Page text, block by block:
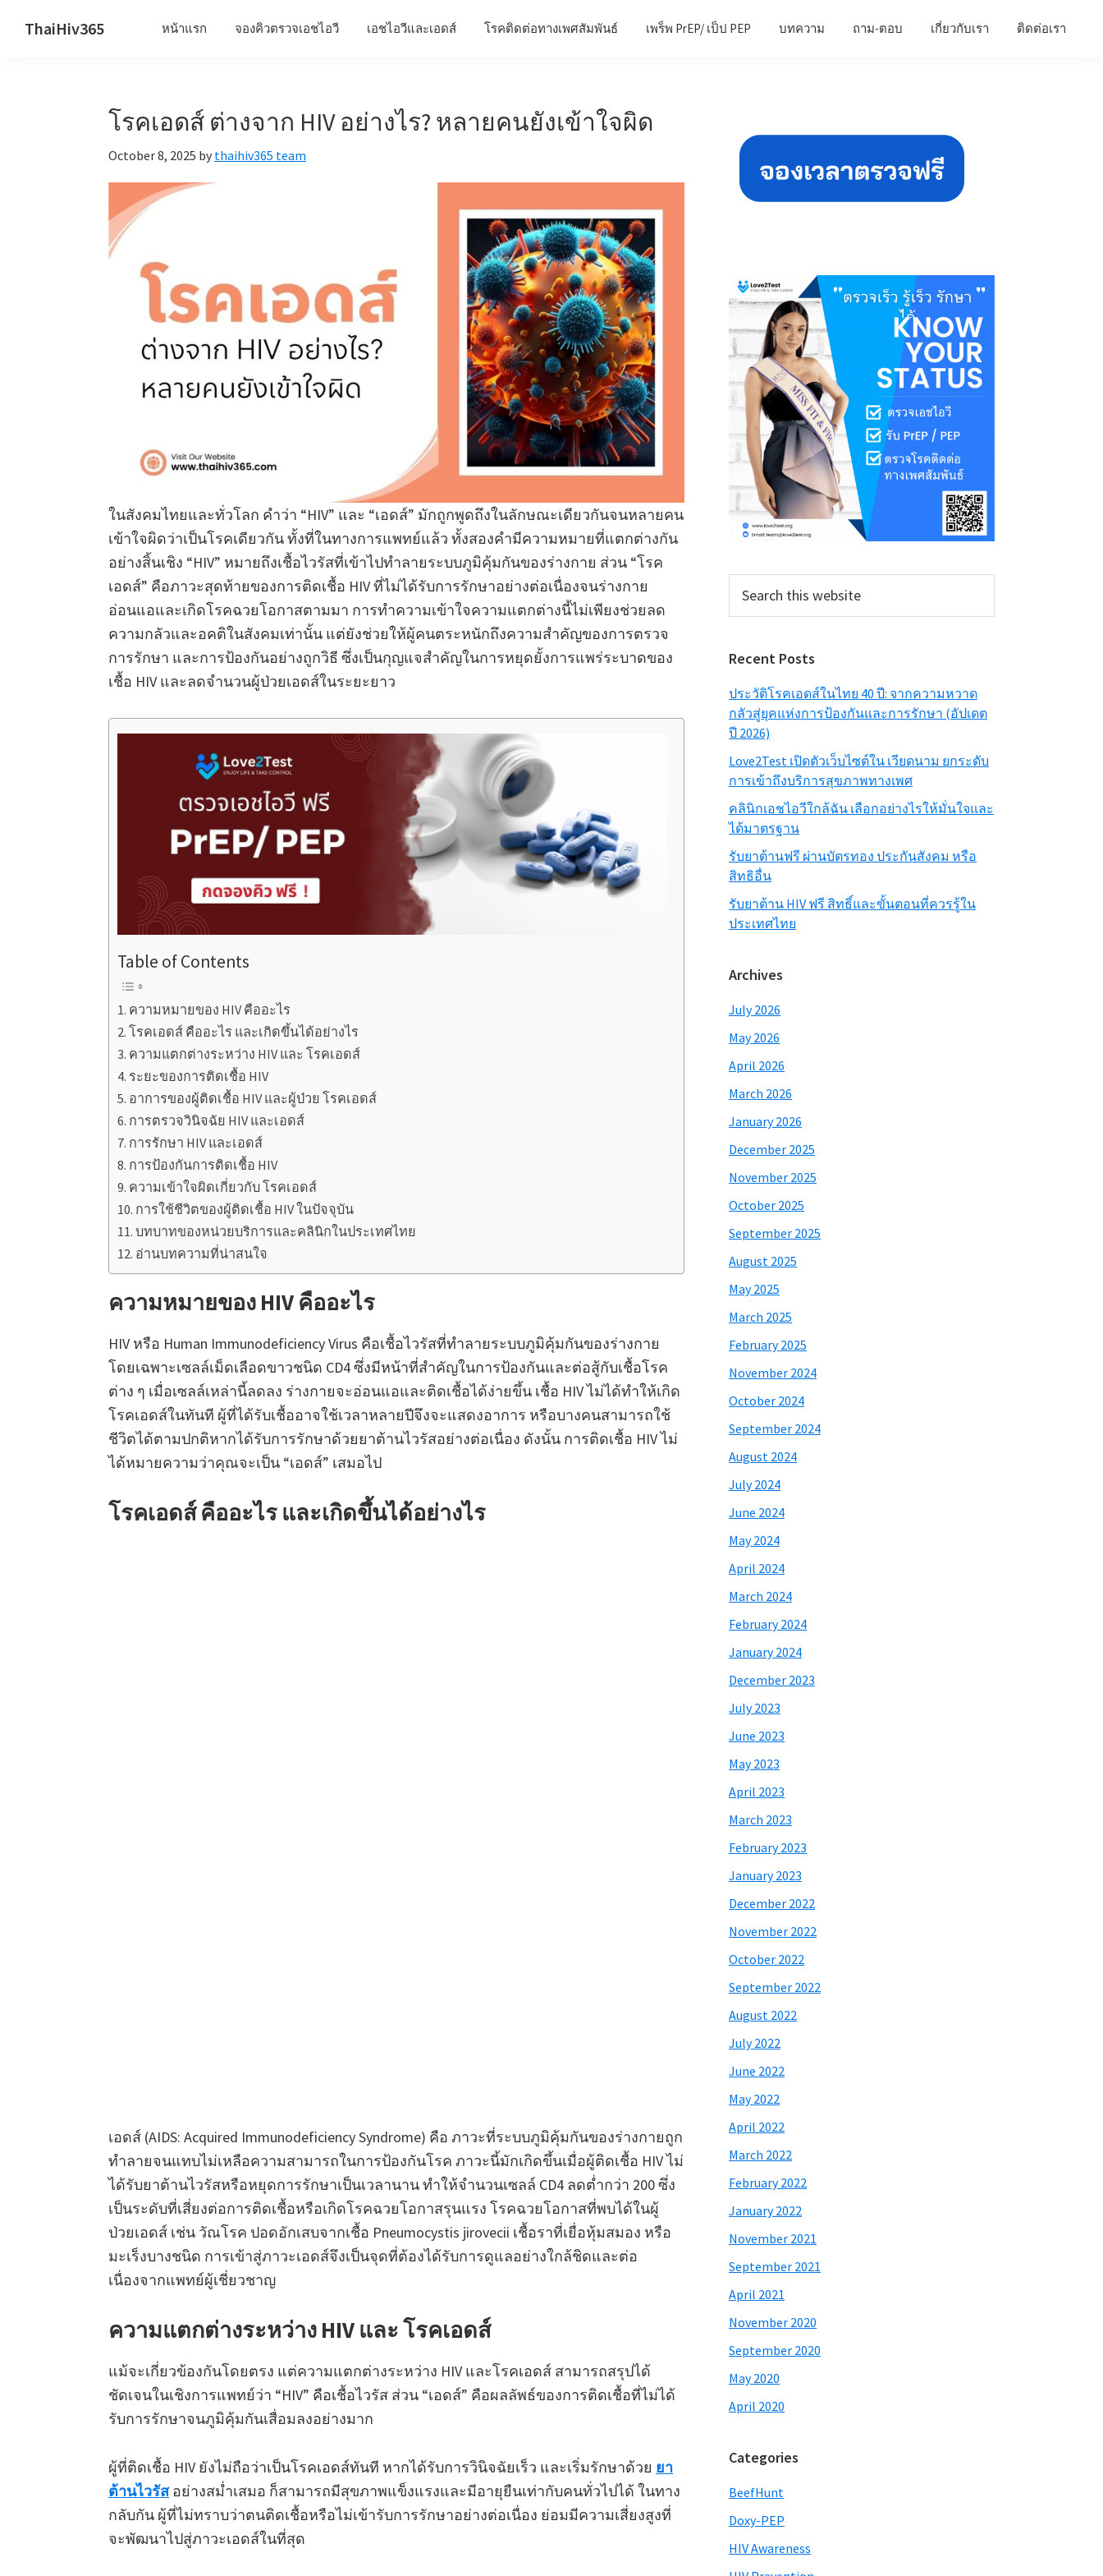
ThaiHiv365 หน้าแรก จองคิวตรวจเอชไอวี เอชไอวีและเอดส์ โรคติดต่อทางเพศสัมพันธ์ เพร็พ PrEP/ เป็ป PEP บทความ ถาม-ตอบ เกี่ยวกับเรา ติดต่อเรา
โรคเอดส์ ต่างจาก HIV อย่างไร? หลายคนยังเข้าใจผิด
October 8, 2025 by thaihiv365 team
ในสังคมไทยและทั่วโลก คำว่า “HIV” และ “เอดส์” มักถูกพูดถึงในลักษณะเดียวกันจนหลายคน
เข้าใจผิดว่าเป็นโรคเดียวกัน ทั้งที่ในทางการแพทย์แล้ว ทั้งสองคำมีความหมายที่แตกต่างกัน
อย่างสิ้นเชิง “HIV” หมายถึงเชื้อไวรัสที่เข้าไปทำลายระบบภูมิคุ้มกันของร่างกาย ส่วน “โรค
เอดส์” คือภาวะสุดท้ายของการติดเชื้อ HIV ที่ไม่ได้รับการรักษาอย่างต่อเนื่องจนร่างกาย
อ่อนแอและเกิดโรคฉวยโอกาสตามมา การทำความเข้าใจความแตกต่างนี้ไม่เพียงช่วยลด
ความกลัวและอคติในสังคมเท่านั้น แต่ยังช่วยให้ผู้คนตระหนักถึงความสำคัญของการตรวจ
การรักษา และการป้องกันอย่างถูกวิธี ซึ่งเป็นกุญแจสำคัญในการหยุดยั้งการแพร่ระบาดของ
เชื้อ HIV และลดจำนวนผู้ป่วยเอดส์ในระยะยาว
Table of Contents
ความหมายของ HIV คืออะไร
โรคเอดส์ คืออะไร และเกิดขึ้นได้อย่างไร
ความแตกต่างระหว่าง HIV และ โรคเอดส์
ระยะของการติดเชื้อ HIV
อาการของผู้ติดเชื้อ HIV และผู้ป่วย โรคเอดส์
การตรวจวินิจฉัย HIV และเอดส์
การรักษา HIV และเอดส์
การป้องกันการติดเชื้อ HIV
ความเข้าใจผิดเกี่ยวกับ โรคเอดส์
การใช้ชีวิตของผู้ติดเชื้อ HIV ในปัจจุบัน
บทบาทของหน่วยบริการและคลินิกในประเทศไทย
อ่านบทความที่น่าสนใจ
ความหมายของ HIV คืออะไร
HIV หรือ Human Immunodeficiency Virus คือเชื้อไวรัสที่ทำลายระบบภูมิคุ้มกันของร่างกาย
โดยเฉพาะเซลล์เม็ดเลือดขาวชนิด CD4 ซึ่งมีหน้าที่สำคัญในการป้องกันและต่อสู้กับเชื้อโรค
ต่าง ๆ เมื่อเซลล์เหล่านี้ลดลง ร่างกายจะอ่อนแอและติดเชื้อได้ง่ายขึ้น เชื้อ HIV ไม่ได้ทำให้เกิด
โรคเอดส์ในทันที ผู้ที่ได้รับเชื้ออาจใช้เวลาหลายปีจึงจะแสดงอาการ หรือบางคนสามารถใช้
ชีวิตได้ตามปกติหากได้รับการรักษาด้วยยาต้านไวรัสอย่างต่อเนื่อง ดังนั้น การติดเชื้อ HIV ไม่
ได้หมายความว่าคุณจะเป็น “เอดส์” เสมอไป
โรคเอดส์ คืออะไร และเกิดขึ้นได้อย่างไร
ผู้ที่ติดเชื้อ HIV ยังไม่ถือว่าเป็นโรคเอดส์ทันที หากได้รับการวินิจฉัยเร็ว และเริ่มรักษาด้วยยา
ต้านไวรัส อย่างสม่ำเสมอ ก็สามารถมีสุขภาพแข็งแรงและมีอายุยืนเท่ากับคนทั่วไปได้ ในทาง
กลับกัน ผู้ที่ไม่ทราบว่าตนติดเชื้อหรือไม่เข้ารับการรักษาอย่างต่อเนื่อง ย่อมมีความเสี่ยงสูงที่
จะพัฒนาไปสู่ภาวะเอดส์ในที่สุด
Sidebar
this
Recent Posts
ประวัติโรคเอดส์ในไทย 40 ปี: จากความหวาด
กลัวสู่ยุคแห่งการป้องกันและการรักษา (อัปเดต
ปี 2026)
Love2Test เปิดตัวเว็บไซต์ใน เวียดนาม ยกระดับ
การเข้าถึงบริการสุขภาพทางเพศ
คลินิกเอชไอวีใกล้ฉัน เลือกอย่างไรให้มั่นใจและ
ได้มาตรฐาน
รับยาต้านฟรี ผ่านบัตรทอง ประกันสังคม หรือ
สิทธิอื่น
รับยาต้าน HIV ฟรี สิทธิ์และขั้นตอนที่ควรรู้ใน
ประเทศไทย
Archives
July 2026
May 2026
April 2026
March 2026
January 2026
December 2025
November 2025
October 2025
September 2025
August 2025
May 2025
March 2025
February 2025
November 2024
October 2024
September 2024
August 2024
July 2024
June 2024
May 2024
April 2024
March 2024
February 2024
January 2024
December 2023
July 2023
June 2023
May 2023
April 2023
March 2023
February 2023
January 2023
December 2022
November 2022
October 2022
September 2022
August 2022
July 2022
June 2022
May 2022
April 2022
March 2022
February 2022
January 2022
November 2021
September 2021
April 2021
November 2020
September 2020
May 2020
April 2020
Categories
BeefHunt
Doxy-PEP
HIV Awareness